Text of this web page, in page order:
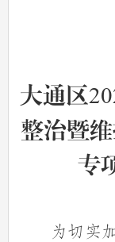
大通区
整治暨
专
为切实